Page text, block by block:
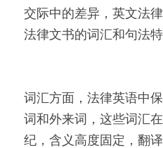
交际中的差异，英文法
法律文书的词汇和句法特
词汇方面，法律英语中
词和外来词，这些词汇
纪，含义高度固定，翻